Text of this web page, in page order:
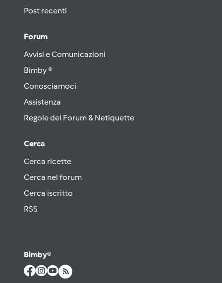
Post recenti
Forum
Avvisi e Comunicazioni
Bimby ®
Conosciamoci
Assistenza
Regole del Forum & Netiquette
Cerca
Cerca ricette
Cerca nel forum
Cerca iscritto
RSS
Bimby®